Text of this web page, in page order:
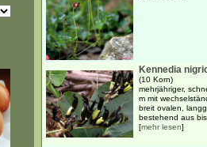
Kennedia
(10 Korn)
mehrjähriger,
m mit
breit ovalen,
bestehend aus
[mehr lesen]